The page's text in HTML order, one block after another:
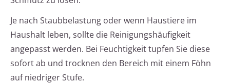
Je nach Staubbelastung oder wenn Haustiere im
Haushalt leben, sollte die Reinigungshäufigkeit
angepasst werden. Bei Feuchtigkeit tupfen Sie diese
sofort ab und trocknen den Bereich mit einem Föhn
auf niedriger Stufe.